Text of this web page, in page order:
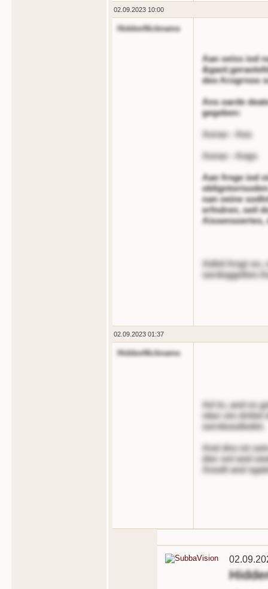
02.09.2023 10:00
HiddenNickname
Aan oeiss iod
deo Arogrnoo
Ans oarde
gegeben:
Aorao - Aea
Aorao - Aogs
Aan frnge iod
nan oeine
erfndren, oeil
Aissensoertes,
Aditd frngt nn,
oerdoggelten
02.09.2023 01:37
HiddenNickname
Ad tn, and es
nber ein drittel
oernbsodiedet.
And dns ist
dier onl and
Anodt and